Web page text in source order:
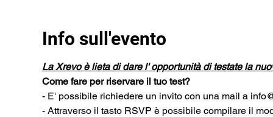
Info sull'evento
La Xrevo è lieta di dare l' opportunità di testate la
Come fare per riservare il tuo test?
- E' possibile richiedere un invito con una mail a
- Attraverso il tasto RSVP è possibile compilare il